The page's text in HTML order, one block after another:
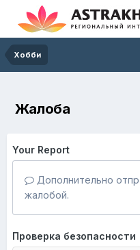
Хобби
Жалоба
Your Report
Дополнительно
жалобой.
Проверка безопасности